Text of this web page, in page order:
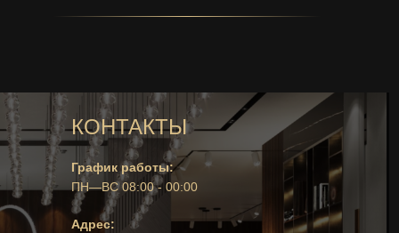
КОНТАКТЫ
График работы:
ПН—ВС 08:00 - 00:00
Адрес: